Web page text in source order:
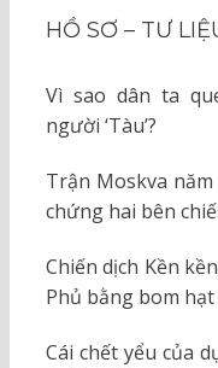
HỒ SƠ – TƯ
Vì sao dân ta
người ‘Tàu’?
Trận Moskva
chứng hai bên
Chiến dịch Kền
Phủ bằng bom
Cái chết yểu của